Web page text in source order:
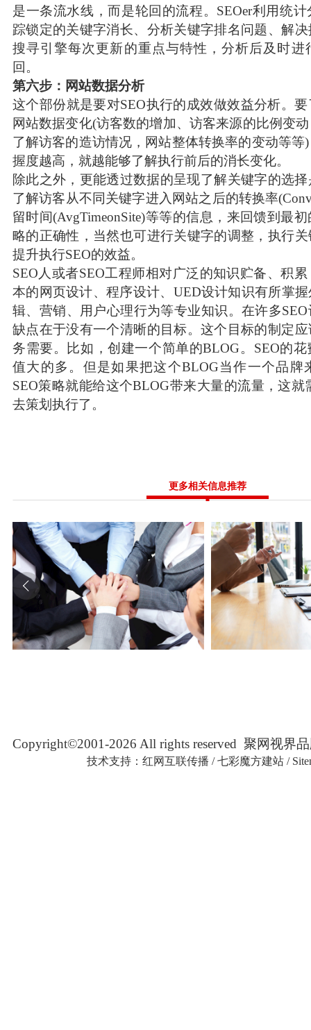
是一条流水线，而是轮回的流程。SEOer利用统
踪锁定的关键字消长、分析关键字排名问题、解
搜寻引擎每次更新的重点与特性，分析后及时进
回。
第六步：网站数据分析
这个部份就是要对SEO执行的成效做效益分析。
网站数据变化(访客数的增加、访客来源的比例变
了解访客的造访情况，网站整体转换率的变动等等
握度越高，就越能够了解执行前后的消长变化。
除此之外，更能透过数据的呈现了解关键字的选
了解访客从不同关键字进入网站之后的转换率
留时间(AvgTimeonSite)等等的信息，来回馈到最
略的正确性，当然也可进行关键字的调整，执行
提升执行SEO的效益。
SEO人或者SEO工程师相对广泛的知识贮备、积
本的网页设计、程序设计、UED设计知识有所掌
辑、营销、用户心理行为等专业知识。在许多
缺点在于没有一个清晰的目标。这个目标的制定
务需要。比如，创建一个简单的BLOG。SEO的
值大的多。但是如果把这个BLOG当作一个品牌
SEO策略就能给这个BLOG带来大量的流量，这就
去策划执行了。
更多相关信息推荐
Copyright©2001-2026 All rights reserved 聚网视界
技术支持： 红网互联传播 /七彩魔方建站 /